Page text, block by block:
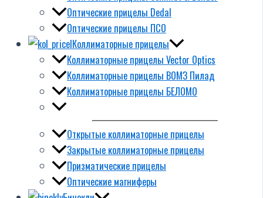
Оптические прицелы Dedal
Оптические прицелы ПСО
Коллиматорные прицелы
Коллиматорные прицелы Vector Optics
Коллиматорные прицелы ВОМЗ Пилад
Коллиматорные прицелы БЕЛОМО
Открытые коллиматорные прицелы
Закрытые коллиматорные прицелы
Призматические прицелы
Оптические магниферы